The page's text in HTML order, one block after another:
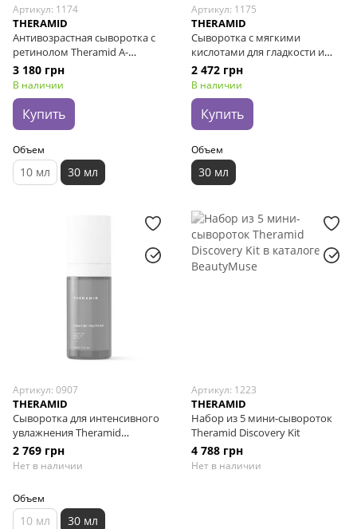
Артикул: 1174
THERAMID
Антивозрастная сыворотка с
ретинолом Theramid A-
Retinoate, 30 мл
3 180 грн
В наличии
Купить
Объем
10 мл 30 мл
Артикул: 1175
THERAMID
Сыворотка с мягкими
кислотами для гладкости и
сияния кожи Theramid
Smoothing Treatment, 30 мл
2 472 грн
В наличии
Купить
Объем
30 мл
Артикул: 0907
THERAMID
Сыворотка для интенсивного
увлажнения Theramid
Ceramide Treatment, 30 мл
2 769 грн
Нет в наличии
Объем
10 мл 30 мл
Артикул: 1223
THERAMID
Набор из 5 мини-сывороток
Theramid Discovery Kit
4 788 грн
Нет в наличии